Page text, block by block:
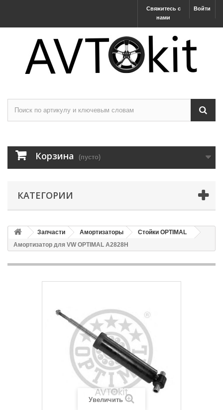
Войти
Свяжитесь с
нами
Корзина (пусто)
КАТЕГОРИИ
Запчасти Амортизаторы
Стойки OPTIMAL
Амортизатор для VW OPTIMAL A2828H
Увеличить